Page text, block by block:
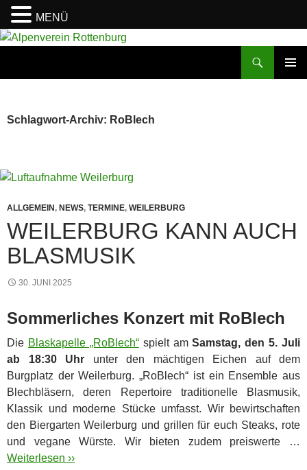
Zum
Schlagwort-Archiv: RoBlech
ALLGEMEIN, NEWS, TERMINE, WEILERBURG
WEILERBURG KANN AUCH
BLASMUSIK
30. JUNI 2025
Sommerliches Konzert mit RoBlech
Die Blaskapelle „RoBlech“spielt amSamstag, den 5. Juli
ab 18:30 Uhr unter den mächtigen Eichen auf dem
Burgplatz der Weilerburg. „RoBlech“ ist ein Ensemble aus
Blechbläsern, deren Repertoire traditionelle Blasmusik,
Klassik und moderne Stücke umfasst. Wir bewirtschaften
den Biergarten Weilerburg und grillen für euch Steaks, rote
und vegane Würste. Wir bieten zudem preiswerte …
Weiterlesen ››
MENÜ